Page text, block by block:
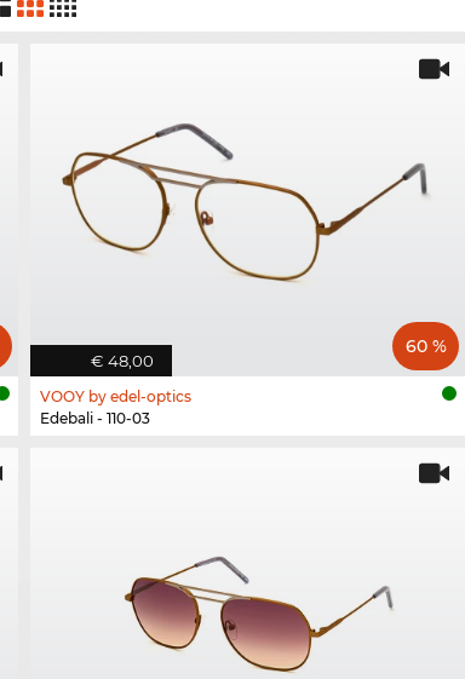
€ 48,00
60 %
VOOY by edel-optics
Edebali - 110-03